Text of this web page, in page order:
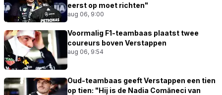
eerst op moet richten"
aug 06, 9:00
Voormalig F1-teambaas plaatst twee
coureurs boven Verstappen
aug 06, 9:54
Oud-teambaas geeft Verstappen een tien
op tien: "Hij is de Nadia Comăneci van